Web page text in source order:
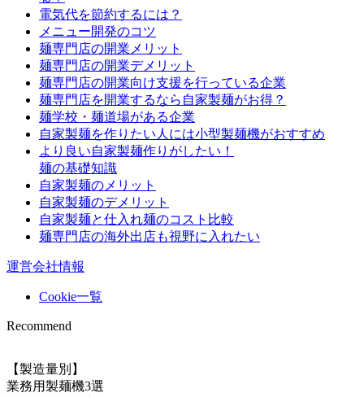
電気代を節約するには？
メニュー開発のコツ
麺専門店の開業メリット
麺専門店の開業デメリット
麺専門店の開業向け支援を行っている企業
麺専門店を開業するなら自家製麺がお得？
麺学校・麺道場がある企業
自家製麺を作りたい人には小型製麺機がおすすめ
より良い自家製麺作りがしたい！
麺の基礎知識
自家製麺のメリット
自家製麺のデメリット
自家製麺と仕入れ麺のコスト比較
麺専門店の海外出店も視野に入れたい
運営会社情報
Cookie一覧
Recommend
【製造量別】
業務用製麺機3選